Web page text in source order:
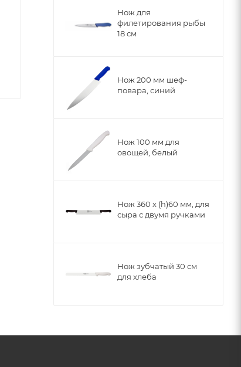
Нож для
филетирования рыбы
18 см
Нож 200 мм шеф-
повара, синий
Нож 100 мм для
овощей, белый
Нож 360 х (h)60 мм, для
сыра с двумя ручками
Нож зубчатый 30 см
для хлеба